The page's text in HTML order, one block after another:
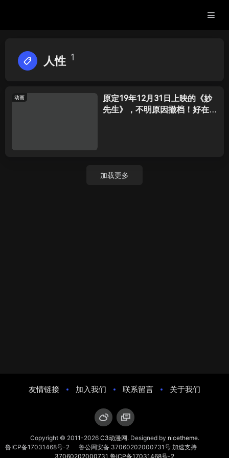
人性 1
动画
原定19年12月31日上映的《妙
先生》，不明原因撤档！好在我
加载更多
友情链接 加入我们 联系留言 关于我们
Copyright © 2011-2026 C3动漫网. Designed by nicetheme.
鲁ICP备17031468号-2
鲁公网安备 37060202000731号 加速支持
37060202000731 鲁ICP备17031468号-2